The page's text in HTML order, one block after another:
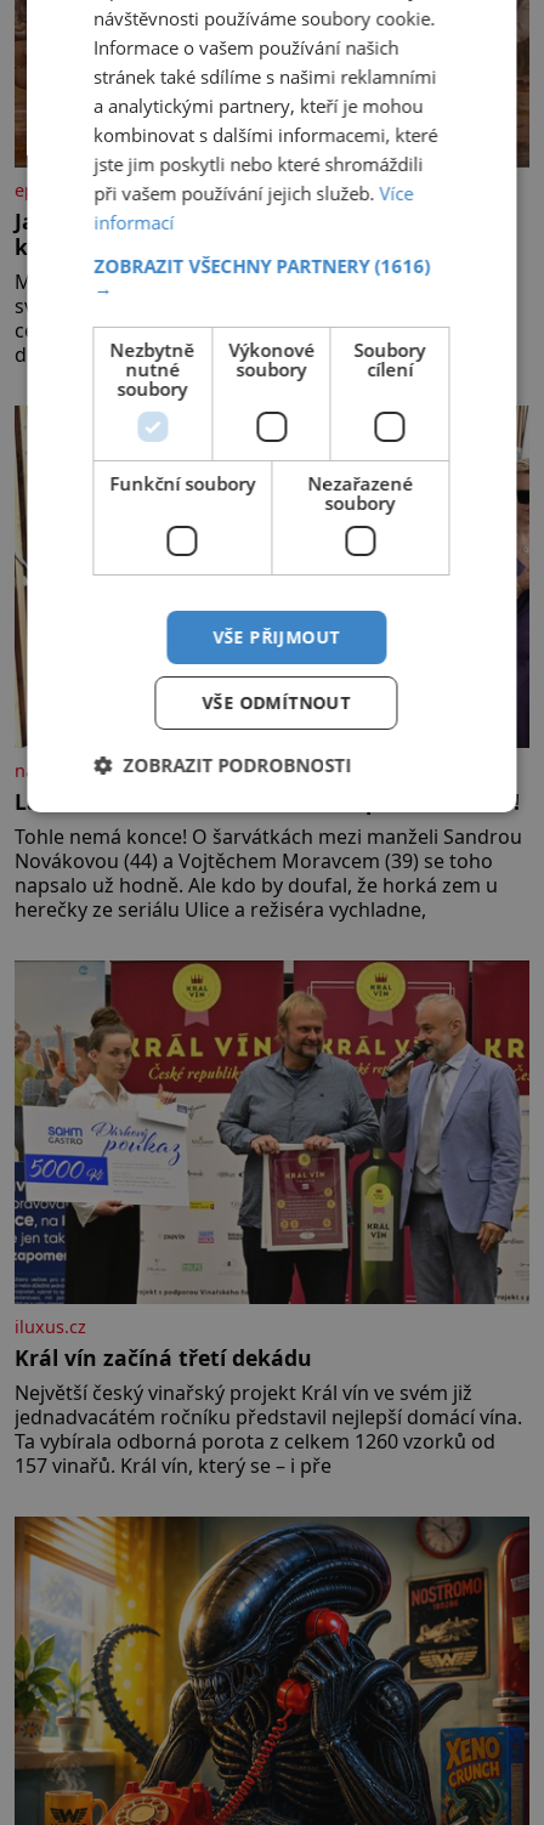
epochaplus.cz
Jaroslav ze Šternberka: Neexistující šlechtic,
který z Moravy vyžene Mongoly
Mongolové se tlačí do Evropy a hrozí, že ovládnou celý
svět. Ale naštěstí jim v samotném srdci Evropy stojí v
cestě malé, ale silné království, které dokáže
dobyvatelské hordy zastavit. Co nedokáže žádná z
asijských říší, co nedokážou Němci – to dokáže český
král. Nebo že by ne? Mongolové od roku 1223 postupují
podél Kaspického a Azovského moře,
nasehvezdy.cz
Lákala Nováková řemeslníka na polonahé tělo!
Tohle nemá konce! O šarvátkách mezi manželi Sandrou
Novákovou (44) a Vojtěchem Moravcem (39) se toho
napsalo už hodně. Ale kdo by doufal, že horká zem u
herečky ze seriálu Ulice a režiséra vychladne,
iluxus.cz
Král vín začíná třetí dekádu
Největší český vinařský projekt Král vín ve svém již
jednadvacátém ročníku představil nejlepší domácí vína.
Ta vybírala odborná porota z celkem 1260 vzorků od
157 vinařů. Král vín, který se – i pře
návštěvnosti používáme soubory cookie.
Informace o vašem používání našich
stránek také sdílíme s našimi reklamními
a analytickými partnery, kteří je mohou
kombinovat s dalšími informacemi, které
jste jim poskytli nebo které shromáždili
při vašem používání jejich služeb.Více
informací
ZOBRAZIT VŠECHNY PARTNERY(1616)
→
Nezbytně
nutné
soubory
Výkonové
soubory
Soubory
cílení
Funkční soubory
Nezařazené
soubory
VŠE PŘIJMOUT
VŠE ODMÍTNOUT
ZOBRAZIT PODROBNOSTI